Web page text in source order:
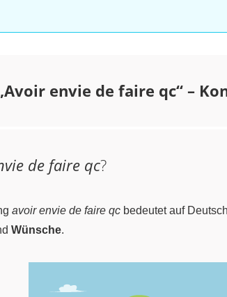
envie de faire qc“ –
de faire qc?
avoir envie de faire qc bedeutet auf Deutsch
Wünsche.